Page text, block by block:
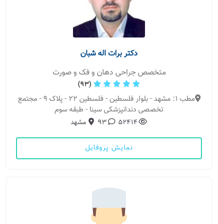
دکتر برات اله شبان
متخصص جراحی دهان و فک و صورت
(93)
مطب 1: مشهد - بلوار فلسطین - فلسطین ۲۲ - پلاک 9 - مجتمع
تخصصی دندانپزشکی سینا - طبقه سوم
52414
93 مشهد
نمایش پروفایل